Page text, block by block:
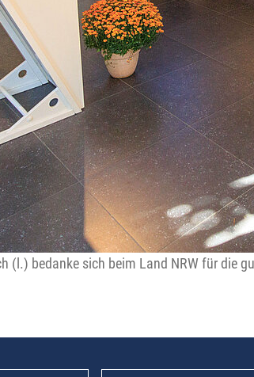
(l.) bedanke sich beim Land NRW für die